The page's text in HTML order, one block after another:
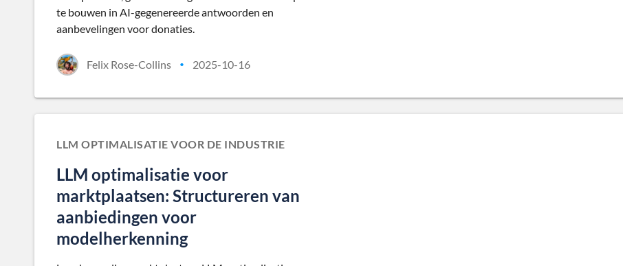
te bouwen in AI-gegenereerde antwoorden en
aanbevelingen voor donaties.
Felix Rose-Collins • 2025-10-16
LLM OPTIMALISATIE VOOR DE INDUSTRIE
LLM optimalisatie voor
marktplaatsen: Structureren van
aanbiedingen voor
modelherkenning